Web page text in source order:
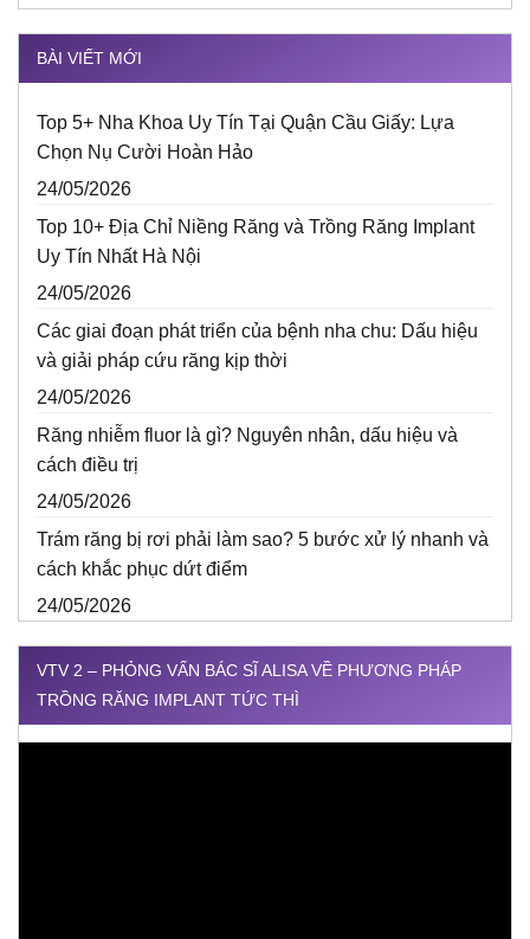
BÀI VIẾT MỚI
Top 5+ Nha Khoa Uy Tín Tại Quận Cầu Giấy: Lựa
Chọn Nụ Cười Hoàn Hảo
24/05/2026
Top 10+ Địa Chỉ Niềng Răng và Trồng Răng Implant
Uy Tín Nhất Hà Nội
24/05/2026
Các giai đoạn phát triển của bệnh nha chu: Dấu hiệu
và giải pháp cứu răng kịp thời
24/05/2026
Răng nhiễm fluor là gì? Nguyên nhân, dấu hiệu và
cách điều trị
24/05/2026
Trám răng bị rơi phải làm sao? 5 bước xử lý nhanh và
cách khắc phục dứt điểm
24/05/2026
VTV 2 – PHỎNG VẤN BÁC SĨ ALISA VỀ PHƯƠNG PHÁP
TRỒNG RĂNG IMPLANT TỨC THÌ